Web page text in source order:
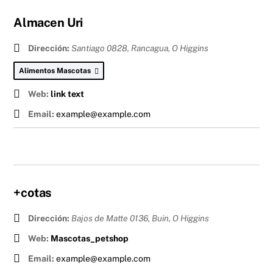
Almacen Uri
Dirección: Santiago 0828, Rancagua, O Higgins
Alimentos Mascotas
Web: link text
Email: example@example.com
+cotas
Dirección: Bajos de Matte 0136, Buin, O Higgins
Web: Mascotas_petshop
Email: example@example.com